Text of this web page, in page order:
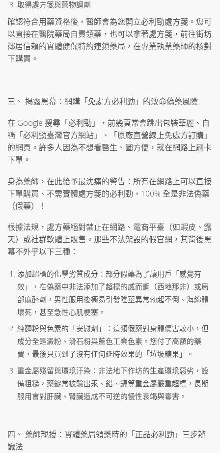
取得處方箋與藥物調劑
確認符合用藥資格後，醫師會為您開立必利勁處方箋。您可
以直接在醫院藥局自費領藥，也可以拿著處方箋，前往街坊
鄰居信賴的實體健保特約連鎖藥局，在專業執業藥師的核對
下購買。
三、 揭露黑幕：網購「免處方必利勁」的致命偽藥風險
在 Google 搜尋「必利勁」，前幾頁常會跳出包裝華麗、自
稱「必利勁臺灣官方網站」、「原廠直營線上免處方訂購」
的網頁。許多人因為不想看醫生、圖方便，就在網路上刷卡
下單。
身為藥師，在此給予最沈痛的警告：所有在網路上可以直接
下單購買、不需實體處方箋的必利勁，100% 全是非法偽藥
（假藥）！
根據法規，處方藥絕對禁止在網路、電商平臺（如蝦皮、露
天）或社群軟體上販售。那些不法架設的假官網，其背後黑
幕不外乎以下三種：
添加超標的化學劣質成分：部分假藥為了讓用戶「感覺有
效」，在偽藥中非法添加了超標的威而鋼（西地那非）或局
部麻醉劑，男性服用後極易引發陰莖異常勃起不倒、海綿體
壞死，甚至急性心肌梗塞。
純麵粉與色素的「安慰劑」：這類假藥對身體傷害較小，但
成分全是澱粉、滑石粉與藍色工業色素。您付了高額的藥
費，最後只買到了沒有任何延時效果的「垃圾糖果」。
重金屬殘留與環境汙染：非法地下作坊的生產環境惡劣，設
備粗糙，藥錠常被驗出汞、鉛、鎘等重金屬嚴重超標，長期
服用會對肝臟、腎臟造成不可逆的慢性衰竭與毒害。
四、 藥師親授：實體藥局領藥時的「正品必利勁」三步辨
識法